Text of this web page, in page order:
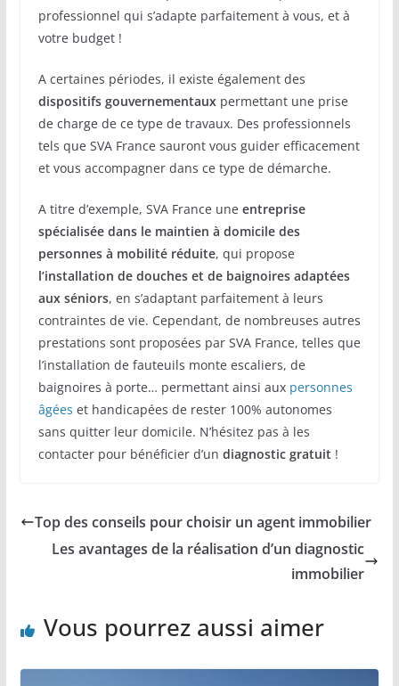
professionnel qui s’adapte parfaitement à vous, et à
votre budget !
A certaines périodes, il existe également des
dispositifs gouvernementauxpermettant une prise
de charge de ce type de travaux. Des professionnels
tels que SVA France sauront vous guider efficacement
et vous accompagner dans ce type de démarche.
A titre d’exemple, SVA France une entreprise
spécialisée dans le maintien à domicile des
personnes à mobilité réduite, qui propose
l’installation de douches et de baignoires adaptées
aux séniors, en s’adaptant parfaitement à leurs
contraintes de vie. Cependant, de nombreuses autres
prestations sont proposées par SVA France, telles que
l’installation de fauteuils monte escaliers, de
baignoires à porte… permettant ainsi aux personnes
âgées et handicapées de rester 100% autonomes
sans quitter leur domicile. N’hésitez pas à les
contacter pour bénéficier d’un diagnostic gratuit !
Top des conseils pour choisir un agent immobilier
Les avantages de la réalisation d’un diagnostic
immobilier
Vous pourrez aussi aimer